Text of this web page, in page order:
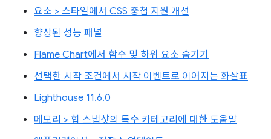
요소 > 스타일에서 CSS 중첩 지원 개선
향상된 성능 패널
Flame Chart에서 함수 및 하위 요소 숨기기
선택한 시작 조건에서 시작 이벤트로 이어지는 화살표
Lighthouse 11.6.0
메모리 > 힙 스냅샷의 특수 카테고리에 대한 도움말